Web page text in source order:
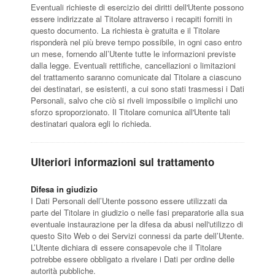
Eventuali richieste di esercizio dei diritti dell'Utente possono
essere indirizzate al Titolare attraverso i recapiti forniti in
questo documento. La richiesta è gratuita e il Titolare
risponderà nel più breve tempo possibile, in ogni caso entro
un mese, fornendo all’Utente tutte le informazioni previste
dalla legge. Eventuali rettifiche, cancellazioni o limitazioni
del trattamento saranno comunicate dal Titolare a ciascuno
dei destinatari, se esistenti, a cui sono stati trasmessi i Dati
Personali, salvo che ciò si riveli impossibile o implichi uno
sforzo sproporzionato. Il Titolare comunica all'Utente tali
destinatari qualora egli lo richieda.
Ulteriori informazioni sul trattamento
Difesa in giudizio
I Dati Personali dell’Utente possono essere utilizzati da
parte del Titolare in giudizio o nelle fasi preparatorie alla sua
eventuale instaurazione per la difesa da abusi nell'utilizzo di
questo Sito Web o dei Servizi connessi da parte dell’Utente.
L’Utente dichiara di essere consapevole che il Titolare
potrebbe essere obbligato a rivelare i Dati per ordine delle
autorità pubbliche.